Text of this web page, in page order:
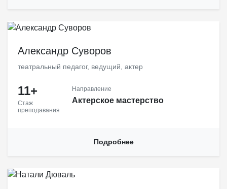
Александр Суворов
театральный педагог, ведущий, актер
11+
Стаж
преподавания
Направление
Актерское мастерство
Подробнее